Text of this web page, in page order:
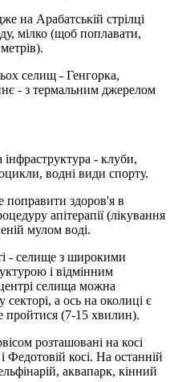
на Арабатській стрілці
мілко (щоб поплавати,
селищ - Генгорка,
- з термальним джерелом
інфраструктура - клуби,
водні види спорту.
поправити здоров'я в
апітерапії (лікування
мулом воді.
- селище з широкими
і відмінним
селища можна
а ось на околиці є
пройтися (7-15 хвилин).
розташовані на косі
Федотовій косі. На останній
аквапарк, кінний